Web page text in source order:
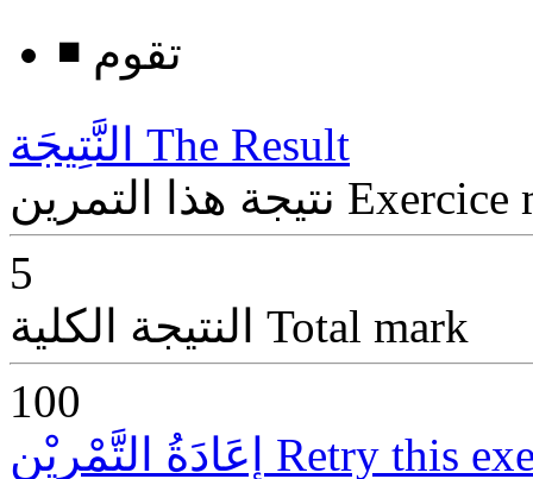
◾ تقوم
The Result
Exercice
5
Total mark
100
Retry this